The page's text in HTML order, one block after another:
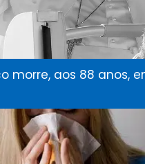
morre, aos 88 anos,